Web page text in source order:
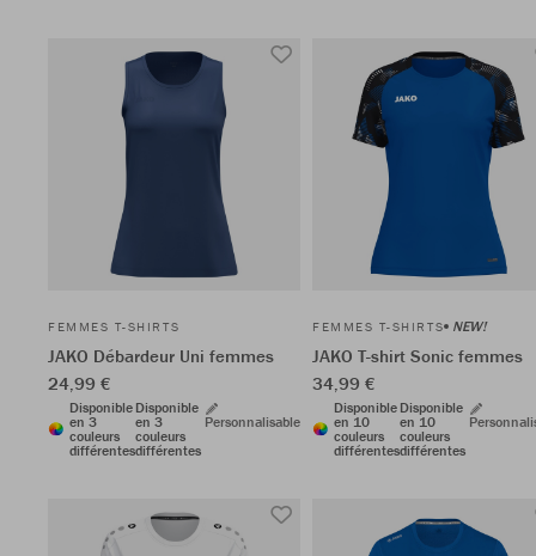
FEMMES T-SHIRTS
JAKO Débardeur Uni femmes
24,99 €
Disponible
en 3
couleurs
différentes
Disponible
en 3
couleurs
différentes
Personnalisable
FEMMES T-SHIRTS NEW!
JAKO T-shirt Sonic femmes
34,99 €
Disponible
en 10
couleurs
différentes
Disponible
en 10
couleurs
différentes